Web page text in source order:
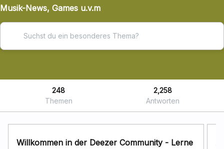
Musik-News, Games u.v.m
248
Themen
2,258
Antworten
Willkommen in der Deezer Community - Lerne